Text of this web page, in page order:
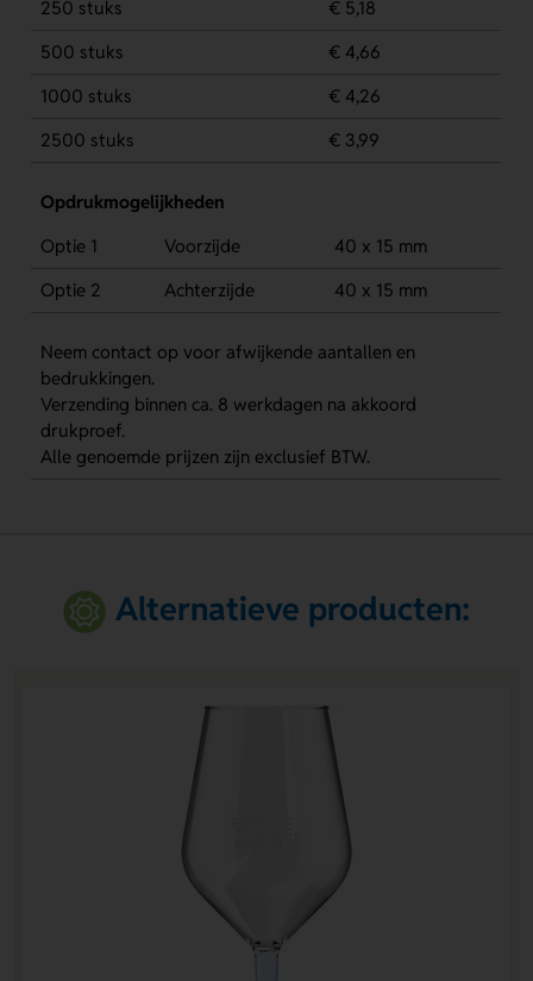
250 stuks
€ 5,18
500 stuks
€ 4,66
1000 stuks
€ 4,26
2500 stuks
€ 3,99
Opdrukmogelijkheden
Optie 1
Voorzijde
40 x 15 mm
Optie 2
Achterzijde 40 x 15 mm
Neem contact op voor afwijkende aantallen en
bedrukkingen.
Verzending binnen ca. 8 werkdagen na akkoord
drukproef.
Alle genoemde prijzen zijn exclusief BTW.
Alternatieve producten: